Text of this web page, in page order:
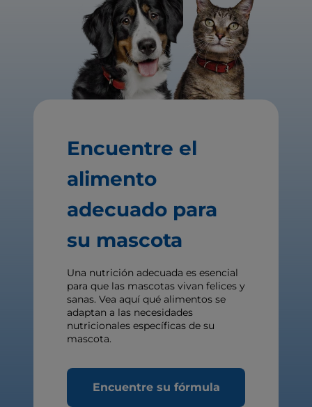
Encuentre el
alimento
adecuado para
su mascota
Una nutrición adecuada es esencial
para que las mascotas vivan felices y
sanas. Vea aquí qué alimentos se
adaptan a las necesidades
nutricionales específicas de su
mascota.
Encuentre su fórmula